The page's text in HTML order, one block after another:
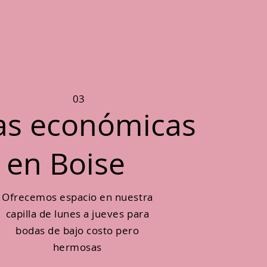
03
económicas
en Boise
Ofrecemos espacio en nuestra
capilla de lunes a jueves para
bodas de bajo costo pero
hermosas